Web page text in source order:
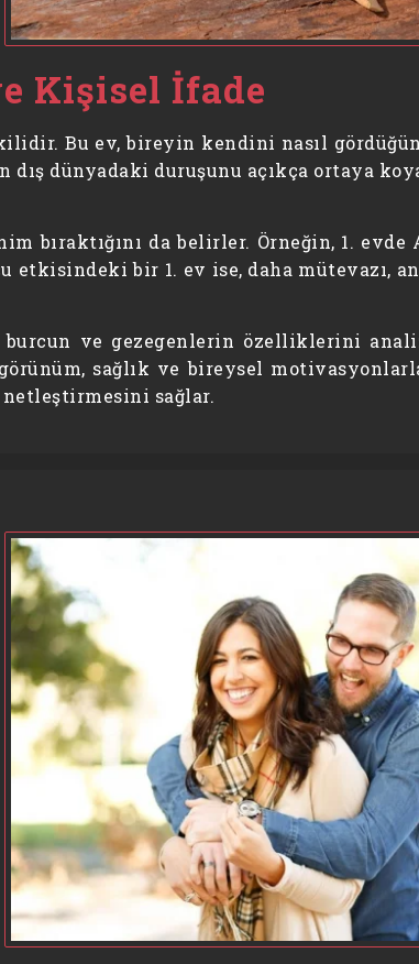
Kişisel İfade
Bu ev, bireyin kendini nasıl
dış dünyadaki duruşunu açıkça ortaya
bıraktığını da belirler. Örneğin, 1.
bir 1. ev ise, daha mütevazı,
burcun ve gezegenlerin özelliklerini
sağlık ve bireysel
netleştirmesini sağlar.